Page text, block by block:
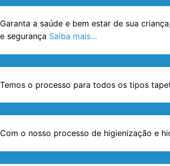
Garanta a saúde e bem estar de sua
e segurança Saiba mais…
Temos o processo para todos os tipos
Com o nosso processo de higienização e